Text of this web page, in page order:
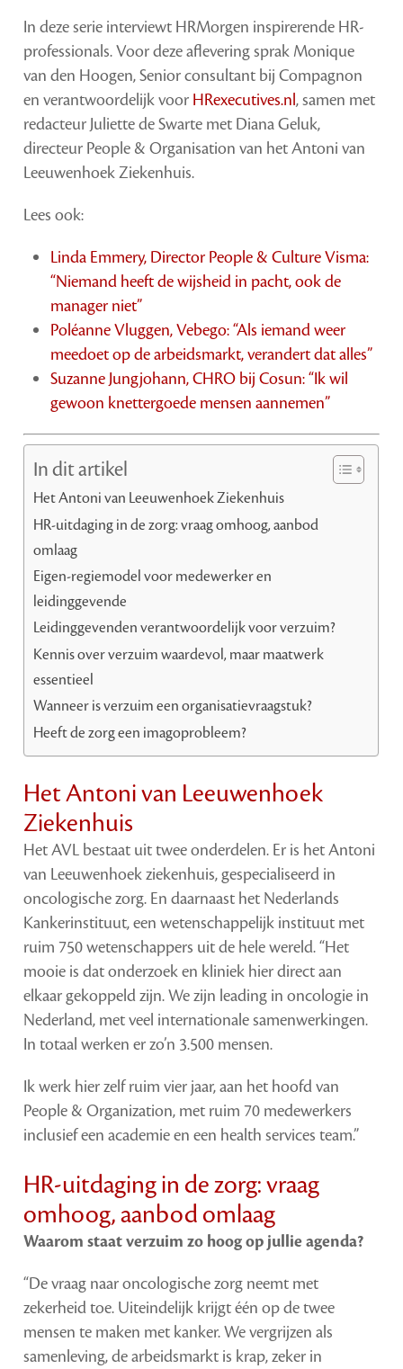
In deze serie interviewt HRMorgen inspirerende HR-
professionals. Voor deze aflevering sprak Monique
van den Hoogen, Senior consultant bij Compagnon
en verantwoordelijk voor HRexecutives.nl, samen met
redacteur Juliette de Swarte met Diana Geluk,
directeur People & Organisation van het Antoni van
Leeuwenhoek Ziekenhuis.
Lees ook:
Linda Emmery, Director People & Culture Visma:
“Niemand heeft de wijsheid in pacht, ook de
manager niet”
Poléanne Vluggen, Vebego: “Als iemand weer
meedoet op de arbeidsmarkt, verandert dat alles”
Suzanne Jungjohann, CHRO bij Cosun: “Ik wil
gewoon knettergoede mensen aannemen”
In dit artikel
Het Antoni van Leeuwenhoek Ziekenhuis
HR-uitdaging in de zorg: vraag omhoog, aanbod
omlaag
Eigen-regiemodel voor medewerker en
leidinggevende
Leidinggevenden verantwoordelijk voor verzuim?
Kennis over verzuim waardevol, maar maatwerk
essentieel
Wanneer is verzuim een organisatievraagstuk?
Heeft de zorg een imagoprobleem?
Het Antoni van Leeuwenhoek
Ziekenhuis
Het AVL bestaat uit twee onderdelen. Er is het Antoni
van Leeuwenhoek ziekenhuis, gespecialiseerd in
oncologische zorg. En daarnaast het Nederlands
Kankerinstituut, een wetenschappelijk instituut met
ruim 750 wetenschappers uit de hele wereld. “Het
mooie is dat onderzoek en kliniek hier direct aan
elkaar gekoppeld zijn. We zijn leading in oncologie in
Nederland, met veel internationale samenwerkingen.
In totaal werken er zo’n 3.500 mensen.
Ik werk hier zelf ruim vier jaar, aan het hoofd van
People & Organization, met ruim 70 medewerkers
inclusief een academie en een health services team.”
HR-uitdaging in de zorg: vraag
omhoog, aanbod omlaag
Waarom staat verzuim zo hoog op jullie agenda?
“De vraag naar oncologische zorg neemt met
zekerheid toe. Uiteindelijk krijgt één op de twee
mensen te maken met kanker. We vergrijzen als
samenleving, de arbeidsmarkt is krap, zeker in